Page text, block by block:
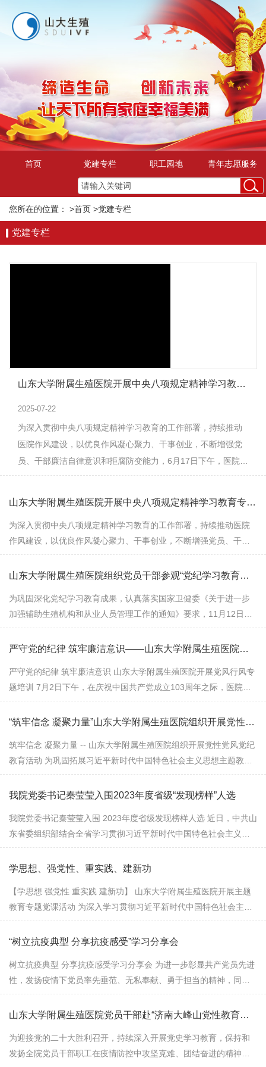
首页 党建专栏 职工园地 青年志愿服务
您所在的位置： >首页 >党建专栏
党建专栏
山东大学附属生殖医院开展中央八项规定精神学习教育专题培训
2025-07-22
为深入贯彻中央八项规定精神学习教育的工作部署，持续推动
医院作风建设，以优良作风凝心聚力、干事创业，不断增强党
员、干部廉洁自律意识和拒腐防变能力，6月17日下午，医院党
委在320会议室开展了中央八项规定精神学习教...
山东大学附属生殖医院开展中央八项规定精神学习教育专题培训
为深入贯彻中央八项规定精神学习教育的工作部署，持续推动医院
作风建设，以优良作风凝心聚力、干事创业，不断增强党员、干部
廉洁自律意识和拒腐防变能力，6月17日下午，医院党委在320会议
室开展了中央八项规定精神学习教...
山东大学附属生殖医院组织党员干部参观“党纪学习教育专题档案文献展”
为巩固深化党纪学习教育成果，认真落实国家卫健委《关于进一步
加强辅助生殖机构和从业人员管理工作的通知》要求，11月12日下
午，医院党委组织党员干部职工赴山东省档案馆参观党纪学习教育
专题档案文献展。 展览以党的纪...
严守党的纪律 筑牢廉洁意识——山东大学附属生殖医院开展党风行风专题培训
严守党的纪律 筑牢廉洁意识 山东大学附属生殖医院开展党风行风专
题培训 7月2日下午，在庆祝中国共产党成立103周年之际，医院党
委在A320会议室开展严守党的纪律 筑牢廉洁意识党风行风专题培
训。特邀山东省委党校张传武教授以...
“筑牢信念 凝聚力量”山东大学附属生殖医院组织开展党性党风党纪教育活动
筑牢信念 凝聚力量 -- 山东大学附属生殖医院组织开展党性党风党纪
教育活动 为巩固拓展习近平新时代中国特色社会主义思想主题教育
成果，贯彻落实《关于在全党开展党纪学习教育的通知》精神，加
强党员、干部党性修养，倡树...
我院党委书记秦莹莹入围2023年度省级“发现榜样”人选
我院党委书记秦莹莹入围 2023年度省级发现榜样人选 近日，中共山
东省委组织部结合全省学习贯彻习近平新时代中国特色社会主义思
想主题教育，自下而上有序开展2023年度省级发现榜样活动，经过
逐级审核把关、综合比选、公开公...
学思想、强党性、重实践、建新功
【学思想 强党性 重实践 建新功】 山东大学附属生殖医院开展主题
教育专题党课活动 为深入学习贯彻习近平新时代中国特色社会主义
思想，推动主题教育走深走实，7月26日下午，医院党委在320会议
室开展了学思想、强党性、重实...
“树立抗疫典型 分享抗疫感受”学习分享会
树立抗疫典型 分享抗疫感受学习分享会 为进一步彰显共产党员先进
性，发扬疫情下党员率先垂范、无私奉献、勇于担当的精神，同时
为了加强基层党建工作，8月9日中午，护理党支部在A320会议室举
办了树立抗疫典型 分享抗疫感受...
山东大学附属生殖医院党员干部赴“济南大峰山党性教育基地”开展主题党日活动
为迎接党的二十大胜利召开，持续深入开展党史学习教育，保持和
发扬全院党员干部职工在疫情防控中攻坚克难、团结奋进的精神，7